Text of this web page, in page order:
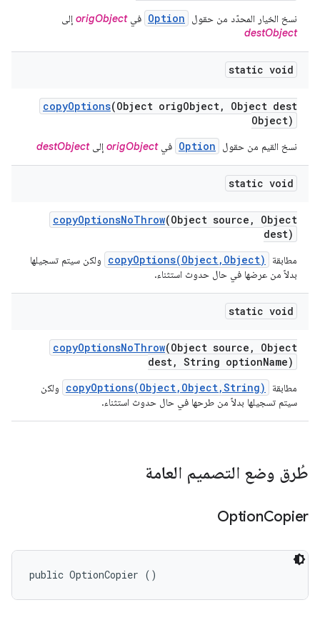
نسخ الخيار المحدّد من حقول Option فيorigObject إلى
destObject
static void
copyOptions(Object origObject,
Object dest
Object)
نسخ القيم من حقول Option فيorigObject إلىdestObject
static void
copyOptionsNoThrow(Object source ,
Object
dest)
مطابقة copyOptions(Object,Object)
ولكن سيتم تسجيلها
بدلاً من عرضها في حال حدوث استثناء.
static void
copyOptionsNoThrow(Object source ,
Object
dest, String optionName)
مطابقة copyOptions(Object,Object,String)
ولكن
سيتم تسجيلها بدلاً من طرحها في حال حدوث استثناء.
طُرق وضع التصميم العامة
OptionCopier
public OptionCopier ()